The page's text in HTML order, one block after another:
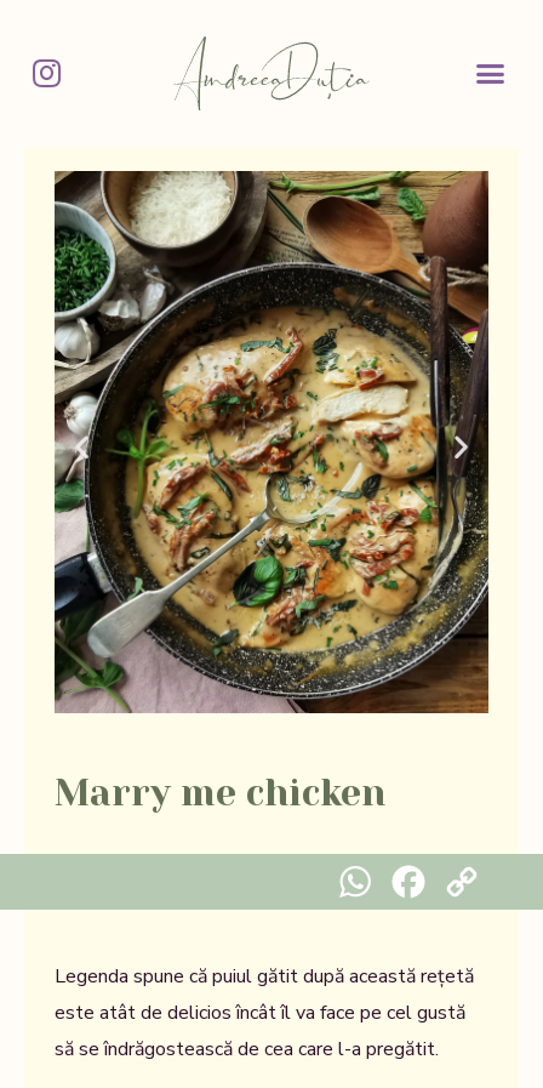
Marry me chicken
WhatsAppFacebook
Copy Link
Legenda spune că puiul gătit după această rețetă
este atât de delicios încât îl va face pe cel gustă
să se îndrăgostească de cea care l-a pregătit.